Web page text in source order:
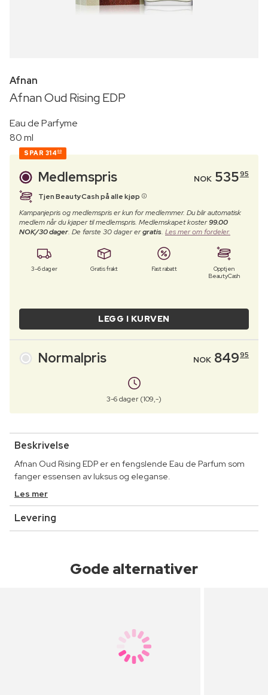
Afnan
Afnan Oud Rising EDP
Eau de Parfyme
80 ml
SPAR 314 00
Medlemspris NOK 53595
Tjen BeautyCash på alle kjøp
Kampanjepris og medlemspris er kun for medlemmer. Du blir automatisk
medlem når du kjøper til medlemspris. Medlemskapet koster99.00
NOK/30 dager. De første 30 dager ergratis. Les mer om fordeler.
3–6 dager Gratis frakt Fast rabatt
Opptjen
BeautyCash
LEGG I KURVEN
Normalpris NOK 84995
3-6 dager (109,-)
Beskrivelse
Afnan Oud Rising EDP er en fengslende Eau de Parfum som
fanger essensen av luksus og eleganse.
Les mer
Levering
Gode alternativer